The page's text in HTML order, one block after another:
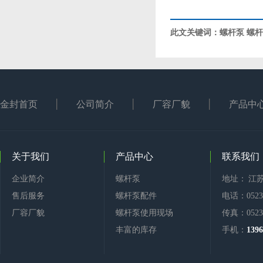
此文关键词： 螺杆泵 螺
金封首页 公司简介 厂容厂貌 产品中
关于我们
企业简介
售后服务
厂容厂貌
产品中心
螺杆泵
螺杆泵配件
螺杆泵使用现场
丰富的库存
联系我们
地址： 江
电话：
传真：
手机：